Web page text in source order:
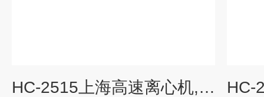
HC-2515上海高速离心机,台式离心机